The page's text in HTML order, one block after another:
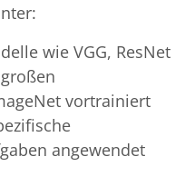
wie VGG, ResNet
vortrainiert
angewendet